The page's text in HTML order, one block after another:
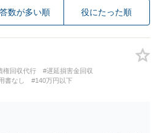
数が多い順 役にたった順
権回収代行
#遅延損害金回収
書なし #140万円以下